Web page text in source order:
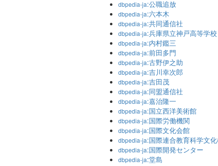
dbpedia-ja:公職追放
dbpedia-ja:六本木
dbpedia-ja:共同通信社
dbpedia-ja:兵庫県立神戸高等学校
dbpedia-ja:内村鑑三
dbpedia-ja:前田多門
dbpedia-ja:古野伊之助
dbpedia-ja:吉川幸次郎
dbpedia-ja:吉田茂
dbpedia-ja:同盟通信社
dbpedia-ja:嘉治隆一
dbpedia-ja:国立西洋美術館
dbpedia-ja:国際労働機関
dbpedia-ja:国際文化会館
dbpedia-ja:国際連合教育科学文
dbpedia-ja:国際開発センター
dbpedia-ja:堂島